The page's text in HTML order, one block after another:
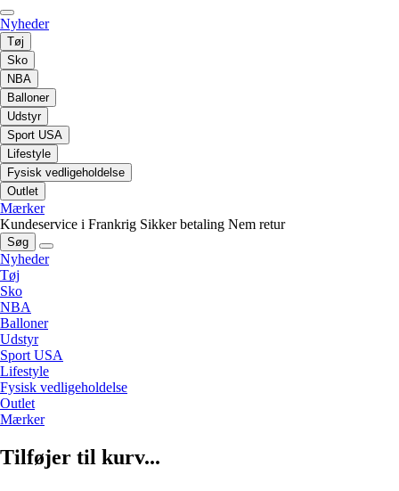
Nyheder
Tøj
Sko
NBA
Balloner
Udstyr
Sport USA
Lifestyle
Fysisk vedligeholdelse
Outlet
Mærker
Kundeservice i Frankrig Sikker betaling Nem retur
Søg
Nyheder
Tøj
Sko
NBA
Balloner
Udstyr
Sport USA
Lifestyle
Fysisk vedligeholdelse
Outlet
Mærker
Tilføjer til kurv...